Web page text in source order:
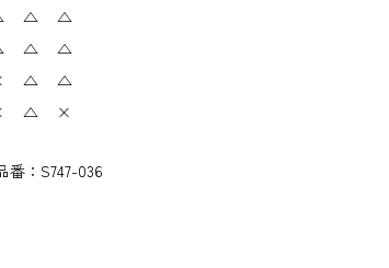
△
△
△
△
△
△
△ ×
番： S747-036